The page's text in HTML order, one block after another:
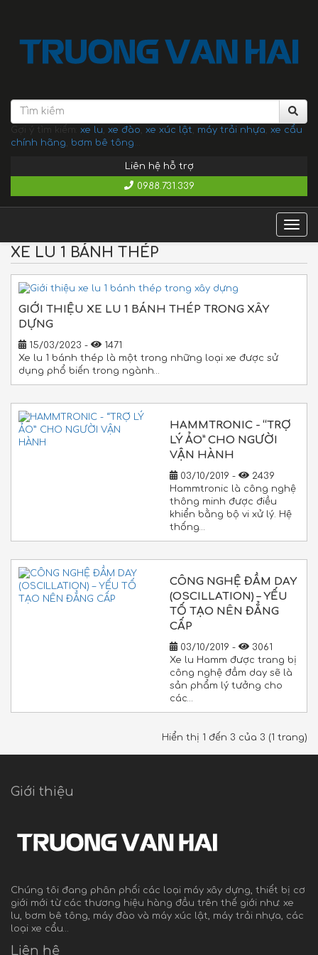
Gợi ý tìm kiếm: xe lu xe đào xe xúc lật máy trải nhựa xe cẩu
chính hãng
bơm bê tông
Liên hệ hỗ trợ
0988.731.339
XE LU 1 BÁNH THÉP
GIỚI THIỆU XE LU 1 BÁNH THÉP TRONG XÂY
DỰNG
15/03/2023 -
1471
Xe lu 1 bánh thép là một trong những loại xe được sử
dụng phổ biến trong ngành…
HAMMTRONIC - “TRỢ
LÝ ẢO” CHO NGƯỜI
VẬN HÀNH
03/10/2019 -
2439
Hammtronic là công nghệ
thông minh được điều
khiển bằng bộ vi xử lý. Hệ
thống…
CÔNG NGHỆ ĐẦM DAY
(OSCILLATION) – YẾU
TỐ TẠO NÊN ĐẲNG
CẤP
03/10/2019 -
3061
Xe lu Hamm được trang bị
công nghệ đầm day sẽ là
sản phẩm lý tưởng cho
các…
Hiển thị 1 đến 3 của 3 (1 trang)
Giới thiệu
Chúng tôi đang phân phối các loại máy xây dựng, thiết bị cơ
giới mới từ các thương hiệu hàng đầu trên thế giới như: xe
lu, bơm bê tông, máy đào và máy xúc lật, máy trải nhựa, các
loại xe cẩu…
Liên hệ